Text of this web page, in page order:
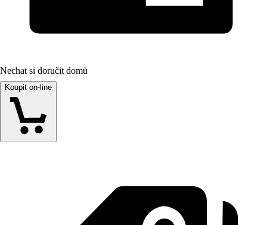
Nechat si doručit domů
Koupit on-line